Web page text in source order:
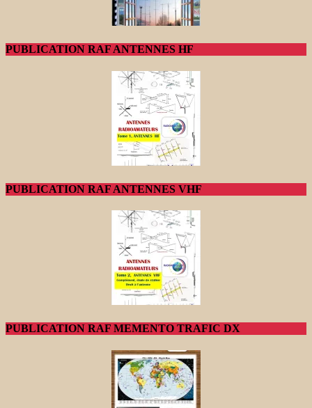
PUBLICATION RAF ANTENNES HF
PUBLICATION RAF ANTENNES VHF
PUBLICATION RAF MEMENTO TRAFIC DX